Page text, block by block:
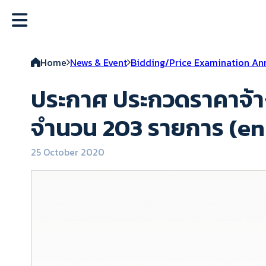
Home News & Event Bidding/Price Examination
ประกาศ ประกวดราคา
จำนวน 203 รายการ
25 October 2020